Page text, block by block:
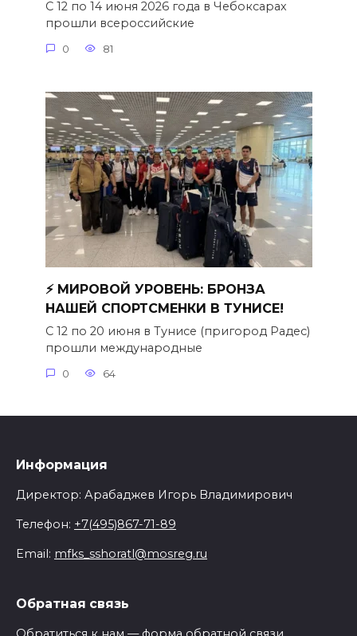
С 12 по 14 июня 2026 года в Чебоксарах
прошли всероссийские
0 81
⚡️ МИРОВОЙ УРОВЕНЬ: БРОНЗА
НАШЕЙ СПОРТСМЕНКИ В ТУНИСЕ!
С 12 по 20 июня в Тунисе (пригород Радес)
прошли международные
0 64
Информация
Директор: Арабаджев Игорь Владимирович
Телефон: +7(495)867-71-89
Email: mfks_sshoratl@mosreg.ru
Обратная связь